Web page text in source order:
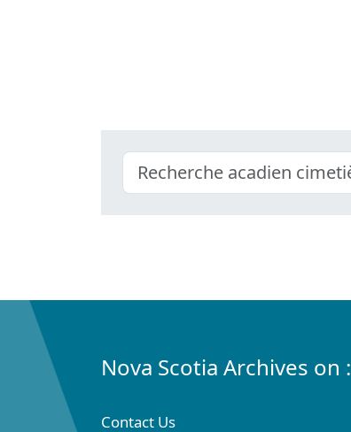
Nova Scotia Archives on :
Contact Us